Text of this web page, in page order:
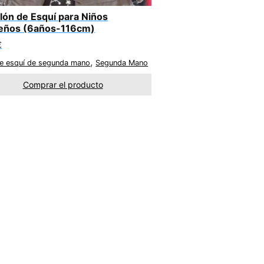
de Esquí para Niños
(6años-116cm)
esquí de segunda mano, Segunda Mano
Comprar el producto